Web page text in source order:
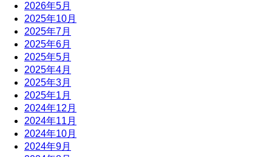
2026年5月
2025年10月
2025年7月
2025年6月
2025年5月
2025年4月
2025年3月
2025年1月
2024年12月
2024年11月
2024年10月
2024年9月